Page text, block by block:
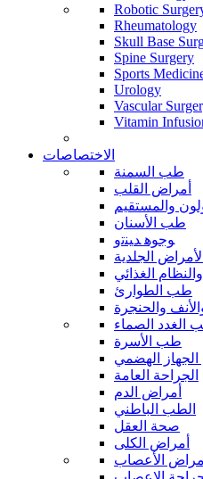
Robotic
Rheumatology
Skull Base
Spine Surgery
Sports
Urology
Vascular
Vitamin
الاختصاصات
طب السمنة
أمراض القلب
والمستقيم
طب الأسنان
ﻮﺟﻮﻫ ﺪﻴﻨﺗﻭ
الأمراض الجلدية
الغذائي
طب الطوارئ
والحنجرة
الغدد الصماء
طب الأسرة
الهضمي
الجراحة العامة
أمراض الدم
الطب الباطني
صحة العقل
أمراض الكلى
أمراض الأعصاب